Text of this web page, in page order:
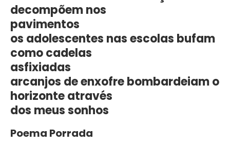
decompõem nos
pavimentos
os adolescentes nas escolas bufam
como cadelas
asfixiadas
arcanjos de enxofre bombardeiam o
horizonte através
dos meus sonhos
Poema Porrada